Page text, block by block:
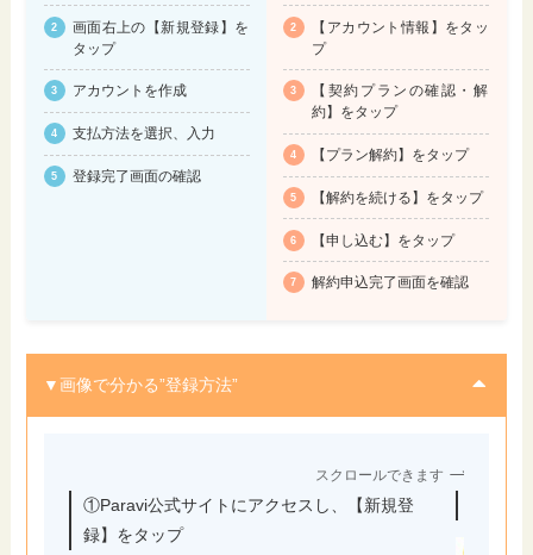
画面右上の【新規登録】を
タップ
アカウントを作成
支払方法を選択、入力
登録完了画面の確認
【アカウント情報】をタッ
プ
【契約プランの確認・解
約】をタップ
【プラン解約】をタップ
【解約を続ける】をタップ
【申し込む】をタップ
解約申込完了画面を確認
▼画像で分かる”登録方法”
スクロールできます
①Paravi公式サイトにアクセスし、【新規登
録】をタップ